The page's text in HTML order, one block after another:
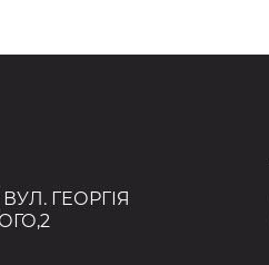
ВУЛ. ГЕОРГІЯ